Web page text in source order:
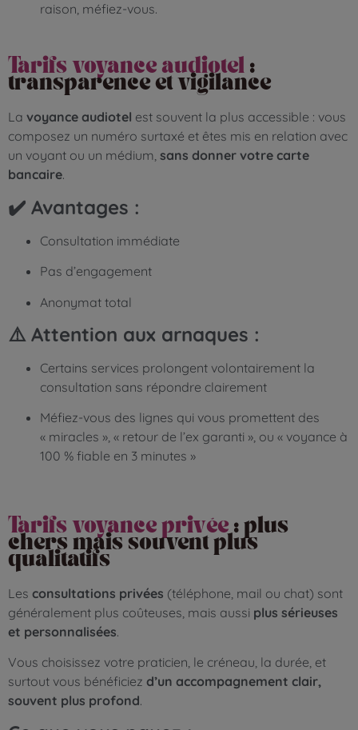
raison, méfiez-vous.
Tarifs voyance audiotel :
transparence et vigilance
La voyance audiotel est souvent la plus accessible : vous
composez un numéro surtaxé et êtes mis en relation avec
un voyant ou un médium, sans donner votre carte
bancaire.
✔️ Avantages :
Consultation immédiate
Pas d’engagement
Anonymat total
⚠️ Attention aux arnaques :
Certains services prolongent volontairement la
consultation sans répondre clairement
Méfiez-vous des lignes qui vous promettent des
« miracles », « retour de l’ex garanti », ou « voyance à
100 % fiable en 3 minutes »
Tarifs voyance privée : plus
chers mais souvent plus
qualitatifs
Les consultations privées (téléphone, mail ou chat) sont
généralement plus coûteuses, mais aussi plus sérieuses
et personnalisées.
Vous choisissez votre praticien, le créneau, la durée, et
surtout vous bénéficiez d’un accompagnement clair,
souvent plus profond.